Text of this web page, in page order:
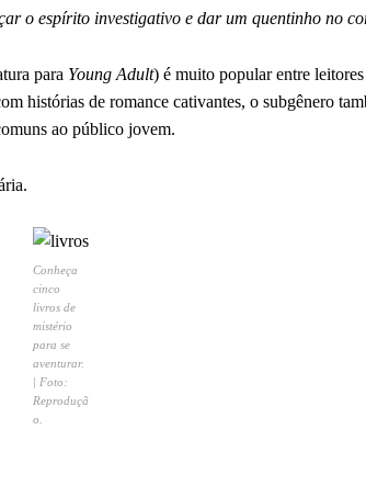
o espírito investigativo e dar um quentinho no
para Young Adult) é muito popular entre
histórias de romance cativantes, o subgênero
ao público jovem.
Conheça
cinco
livros de
mistério
para se
aventurar.
| Foto:
Reproduçã
o.